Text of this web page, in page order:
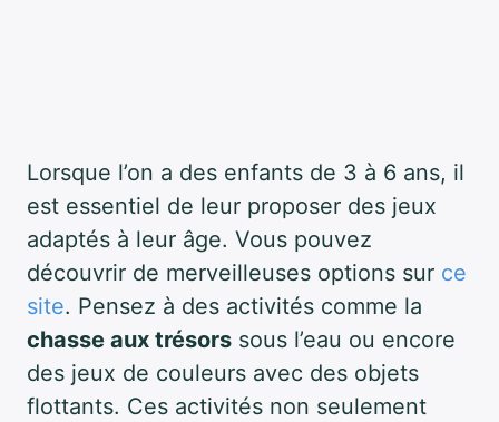
Lorsque l’on a des enfants de 3 à 6 ans, il
est essentiel de leur proposer des jeux
adaptés à leur âge. Vous pouvez
découvrir de merveilleuses options sur ce
site. Pensez à des activités comme la
chasse aux trésors sous l’eau ou encore
des jeux de couleurs avec des objets
flottants. Ces activités non seulement